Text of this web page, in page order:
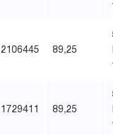
2106445 89,25
1729411 89,25